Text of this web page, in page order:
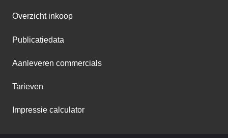
Overzicht inkoop
Publicatiedata
Aanleveren commercials
Tarieven
Impressie calculator